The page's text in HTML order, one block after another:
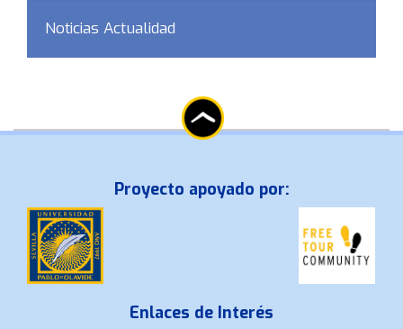
Noticias Actualidad
Proyecto apoyado por:
Enlaces de Interés